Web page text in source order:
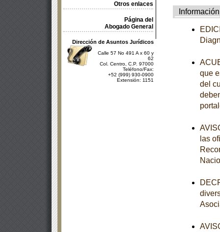
Otros enlaces
Página del
Abogado General
Dirección de Asuntos Jurídicos
Calle 57 No 491 A x 60 y
62
Col. Centro, C.P. 97000
Teléfono/Fax:
+52 (999) 930-0900
Extensión: 1151
Información
que
del
las